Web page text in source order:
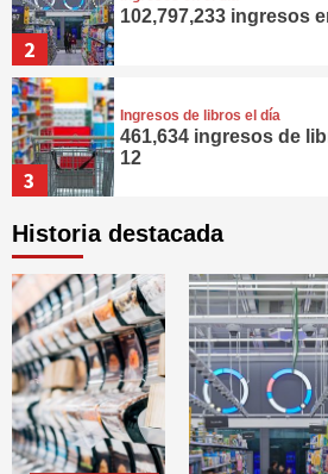
2
102,797,233 ingresos
3
Ingresos de libros el día
461,634 ingresos de
12
4
Nuevos ingresos de productos
productos en el día
5
Ingresos del estado de México
24,891,597 ingresos
en el día 2020-06-12
Historia destacada